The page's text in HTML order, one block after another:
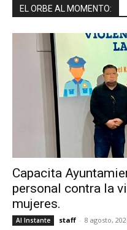
EL ORBE AL MOMENTO:
Capacita
personal contra la
mujeres.
Al Instante staff - 8 agosto,